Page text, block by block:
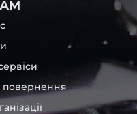
повернення